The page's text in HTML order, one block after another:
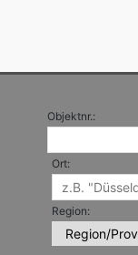
Objektnr.:
Ort:
Region: